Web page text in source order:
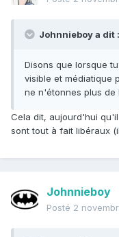
Johnnieboy a dit :
Disons que lorsque
visible et médiatique
ne n'étonnes plus de
Cela dit, aujourd'hui
sont tout à fait libéraux
Johnnieboy
Posté 2